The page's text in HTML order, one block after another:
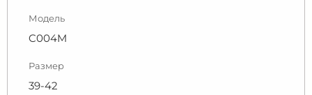
Модель
C004M
Размер
39-42